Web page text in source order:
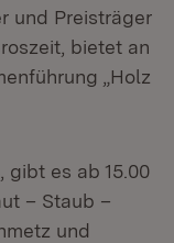
und Preisträger
bietet an
„Holz
gibt es ab 15.00
– Staub –
und